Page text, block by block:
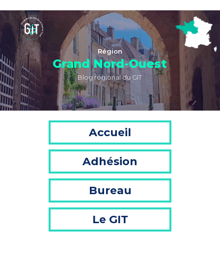
Région
Grand Nord-Ouest
Blog régional du GIT
Accueil
Adhésion
Bureau
Le GIT